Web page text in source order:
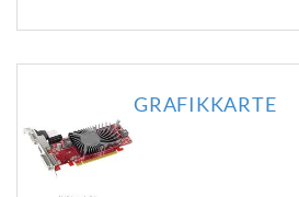
GRAFIKKARTE